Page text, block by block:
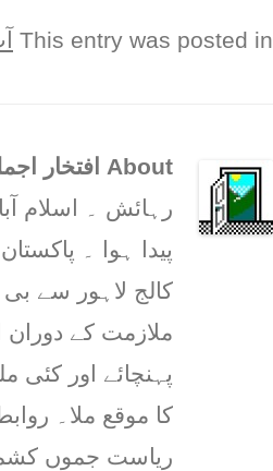
This entry was posted in
About افتخار اجمل بھوپال
رہائش ۔ اسلام
پیدا ہوا ۔
کالج لاہور سے
ملازمت کے دوران
پہنچائے اور
کا موقع ملا۔
ریاست جموں